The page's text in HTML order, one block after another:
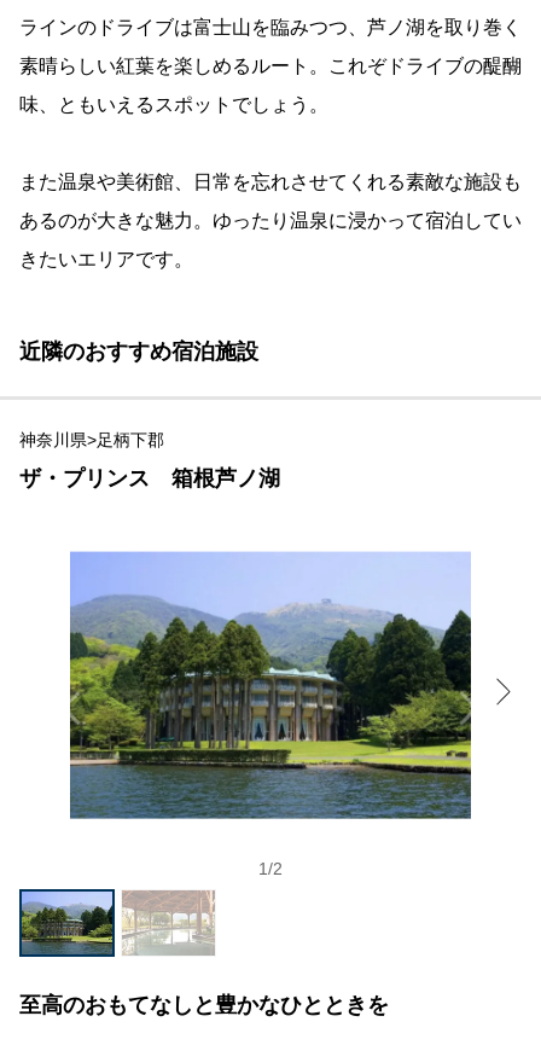
ラインのドライブは富士山を臨みつつ、芦ノ湖を取り巻く
素晴らしい紅葉を楽しめるルート。これぞドライブの醍醐
味、ともいえるスポットでしょう。
また温泉や美術館、日常を忘れさせてくれる素敵な施設も
あるのが大きな魅力。ゆったり温泉に浸かって宿泊してい
きたいエリアです。
近隣のおすすめ宿泊施設
神奈川県>足柄下郡
ザ・プリンス 箱根芦ノ湖
1/2
至高のおもてなしと豊かなひとときを